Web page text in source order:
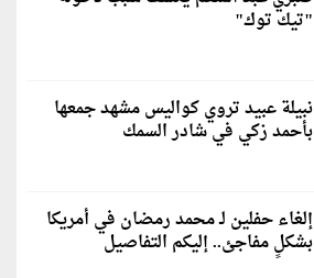
"تيك توك"
نبيلة عبيد تروي كواليس مشهد جمعها
بأحمد زكي في شادر السمك
إلغاء حفلين لـ محمد رمضان في أمريكا
بشكلٍ مفاجئ.. إليكم التفاصيل